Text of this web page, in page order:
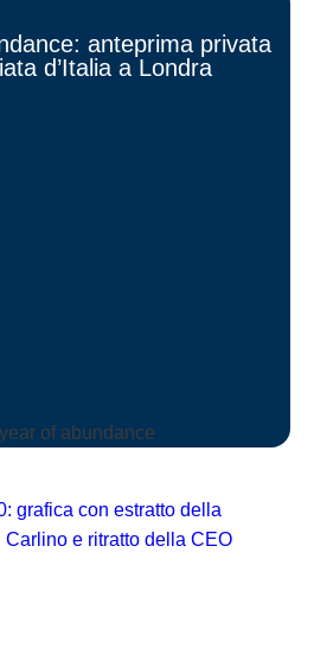
anteprima privata
d’Italia a Londra